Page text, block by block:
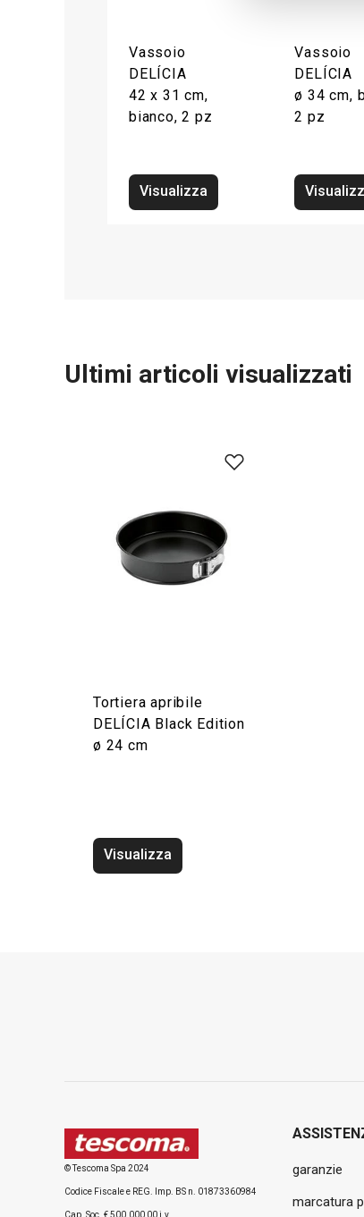
Vassoio
DELÍCIA
42 x 31 cm,
bianco, 2 pz
Visualizza
Vassoio
DELÍCIA
ø 34 cm,
2 pz
Ultimi articoli visualizzati
Tortiera apribile
DELÍCIA Black Edition
ø 24 cm
Visualizza
© Tescoma Spa 2024
Codice Fiscale e REG. Imp. BS n. 01873360984
Cap. Soc. € 500.000,00 i.v.
garanzie
marcatura